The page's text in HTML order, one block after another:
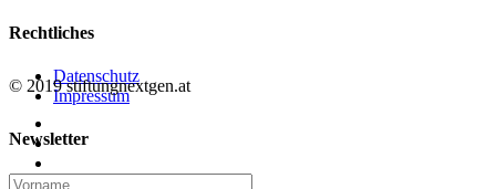
Rechtliches
Datenschutz
Impressum
Newsletter
© 2019 stiftungnextgen.at
linkedin